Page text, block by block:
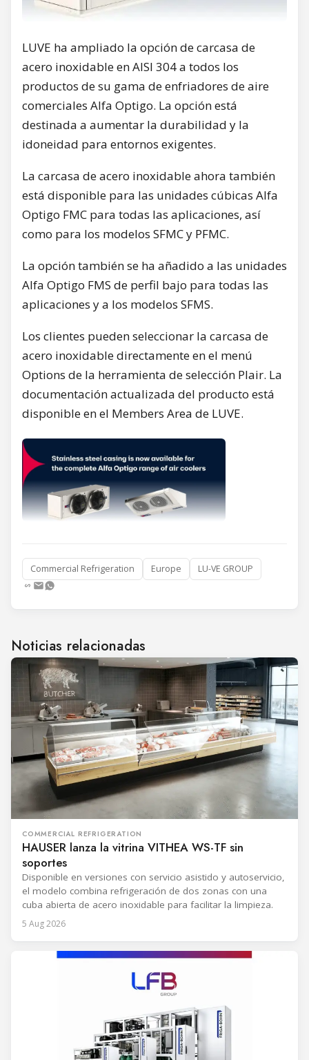
LUVE ha ampliado la opción de carcasa de
acero inoxidable en AISI 304 a todos los
productos de su gama de enfriadores de aire
comerciales Alfa Optigo. La opción está
destinada a aumentar la durabilidad y la
idoneidad para entornos exigentes.
La carcasa de acero inoxidable ahora también
está disponible para las unidades cúbicas Alfa
Optigo FMC para todas las aplicaciones, así
como para los modelos SFMC y PFMC.
La opción también se ha añadido a las unidades
Alfa Optigo FMS de perfil bajo para todas las
aplicaciones y a los modelos SFMS.
Los clientes pueden seleccionar la carcasa de
acero inoxidable directamente en el menú
Options de la herramienta de selección Plair. La
documentación actualizada del producto está
disponible en el Members Area de LUVE.
Commercial Refrigeration Europe LU-VE GROUP
Noticias relacionadas
COMMERCIAL REFRIGERATION
HAUSER lanza la vitrina VITHEA WS-TF sin
soportes
Disponible en versiones con servicio asistido y autoservicio,
el modelo combina refrigeración de dos zonas con una
cuba abierta de acero inoxidable para facilitar la limpieza.
5 Aug 2026